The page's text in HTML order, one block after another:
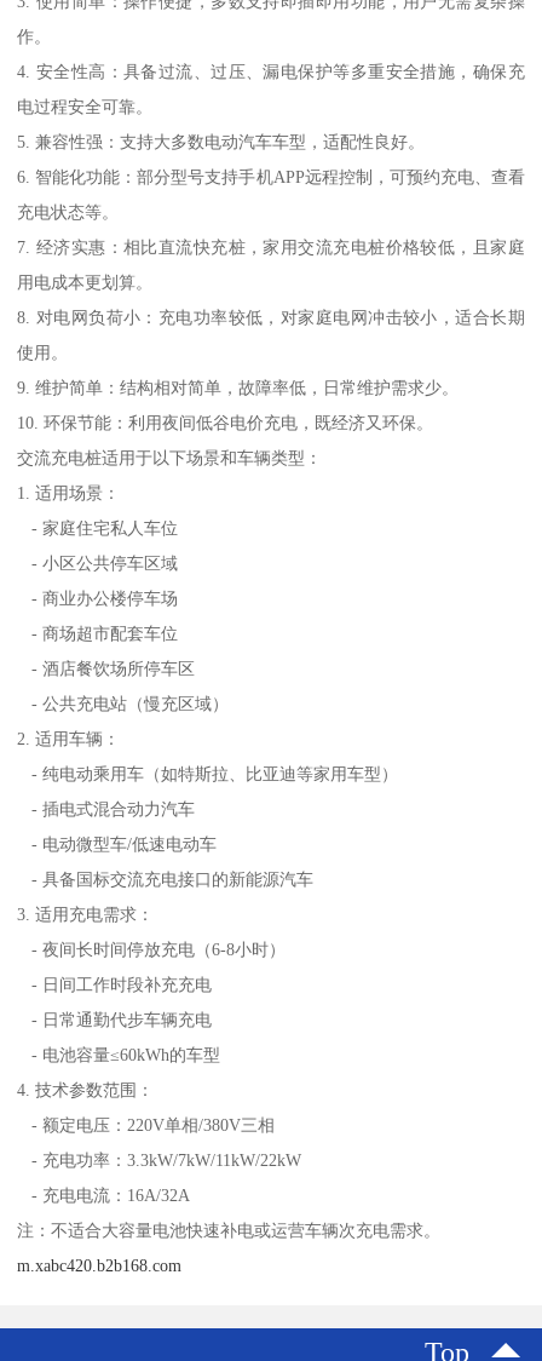
作。
4. 安全性高：具备过流、过压、漏电保护等多重安全措施，确保充
电过程安全可靠。
5. 兼容性强：支持大多数电动汽车车型，适配性良好。
6. 智能化功能：部分型号支持手机APP远程控制，可预约充电、查看
充电状态等。
7. 经济实惠：相比直流快充桩，家用交流充电桩价格较低，且家庭
用电成本更划算。
8. 对电网负荷小：充电功率较低，对家庭电网冲击较小，适合长期
使用。
9. 维护简单：结构相对简单，故障率低，日常维护需求少。
10. 环保节能：利用夜间低谷电价充电，既经济又环保。
交流充电桩适用于以下场景和车辆类型：
1. 适用场景：
- 家庭住宅私人车位
- 小区公共停车区域
- 商业办公楼停车场
- 商场超市配套车位
- 酒店餐饮场所停车区
- 公共充电站（慢充区域）
2. 适用车辆：
- 纯电动乘用车（如特斯拉、比亚迪等家用车型）
- 插电式混合动力汽车
- 电动微型车/低速电动车
- 具备国标交流充电接口的新能源汽车
3. 适用充电需求：
- 夜间长时间停放充电（6-8小时）
- 日间工作时段补充充电
- 日常通勤代步车辆充电
- 电池容量≤60kWh的车型
4. 技术参数范围：
- 额定电压：220V单相/380V三相
- 充电功率：3.3kW/7kW/11kW/22kW
- 充电电流：16A/32A
注：不适合大容量电池快速补电或运营车辆次充电需求。
m.xabc420.b2b168.com
Top